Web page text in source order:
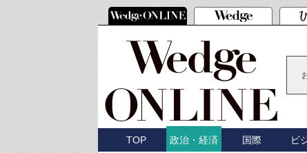
TOP 政治・経済 国際 ビ